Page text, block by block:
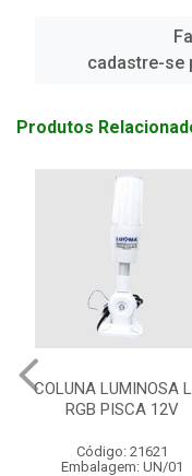
cadastre-se
Produtos
COLUNA LUMINOSA
RGB PISCA 24V
Código: 21622
Embalagem: UN/